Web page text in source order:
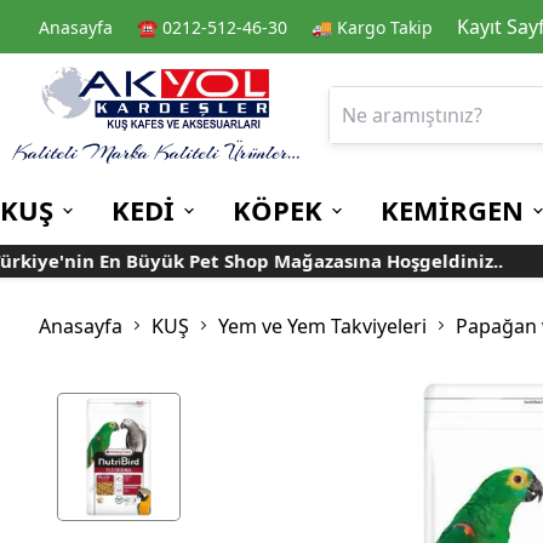
Anasayfa ☎️ 0212-512-46-30 🚚 Kargo Takip Kayıt
KUŞ
Kafes
Muhabbet
Papağan
Taşıma Kafesi
Rulolu Kafes
Kafes Aksesuarları
Yemlikler
KEDİ
Kedi Kuru Mamalar Kedi Kumları
Taşımalar
KÖPEK
Kuru Mamalar Konserve Mamalar
Mama ve Su Kapları
KEMİRGEN
Guinea Pig Yemleri
En Büyük Pet Shop Mağazasına Hoşgeldiniz..
Anasayfa KUŞ Yem ve Yem Takviyeleri Papağan